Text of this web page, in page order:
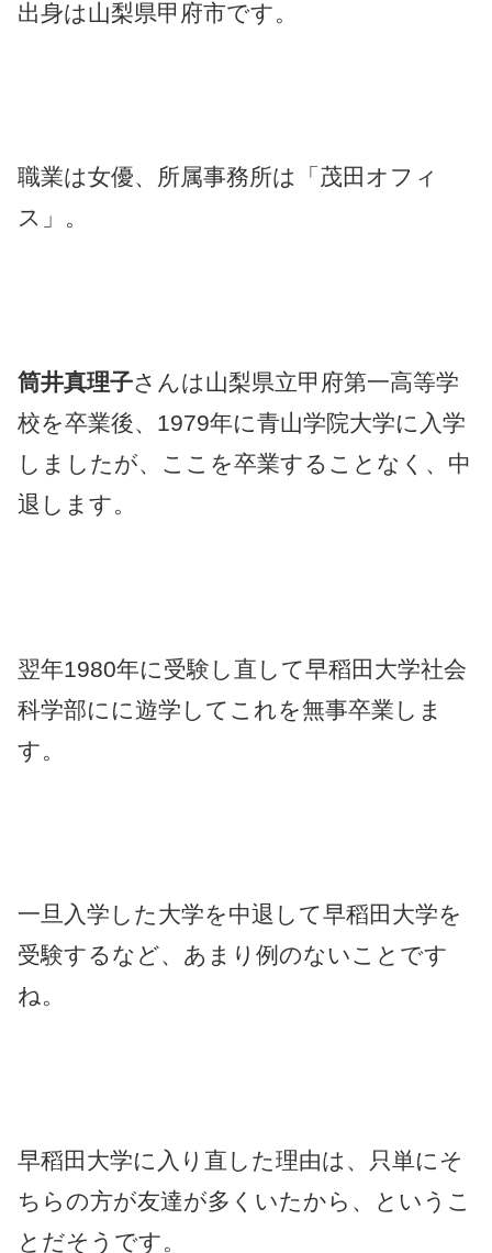
出身は山梨県甲府市です。
職業は女優、所属事務所は「茂田オフィ
ス」。
筒井真理子さんは山梨県立甲府第一高等学
校を卒業後、1979年に青山学院大学に入学
しましたが、ここを卒業することなく、中
退します。
翌年1980年に受験し直して早稻田大学社会
科学部にに遊学してこれを無事卒業しま
す。
一旦入学した大学を中退して早稻田大学を
受験するなど、あまり例のないことです
ね。
早稻田大学に入り直した理由は、只単にそ
ちらの方が友達が多くいたから、というこ
とだそうです。